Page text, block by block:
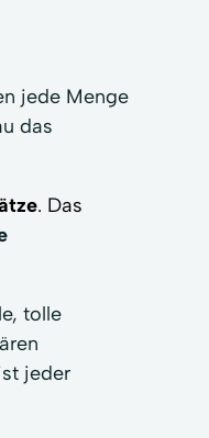
jede Menge
das
. Das
tolle
jeder